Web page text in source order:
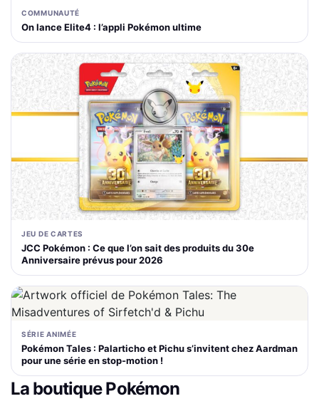
COMMUNAUTÉ
On lance Elite4 : l’appli Pokémon ultime
JEU DE CARTES
JCC Pokémon : Ce que l’on sait des produits du 30e
Anniversaire prévus pour 2026
SÉRIE ANIMÉE
Pokémon Tales : Palarticho et Pichu s’invitent chez Aardman
pour une série en stop-motion !
La boutique Pokémon